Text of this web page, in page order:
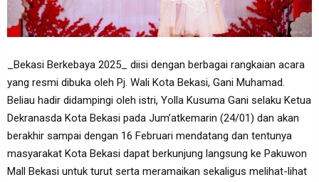
_Bekasi Berkebaya 2025_ diisi dengan berbagai rangkaian acara
yang resmi dibuka oleh Pj. Wali Kota Bekasi, Gani Muhamad.
Beliau hadir didampingi oleh istri, Yolla Kusuma Gani selaku Ketua
Dekranasda Kota Bekasi pada Jum’atkemarin (24/01) dan akan
berakhir sampai dengan 16 Februari mendatang dan tentunya
masyarakat Kota Bekasi dapat berkunjung langsung ke Pakuwon
Mall Bekasi untuk turut serta meramaikan sekaligus melihat-lihat